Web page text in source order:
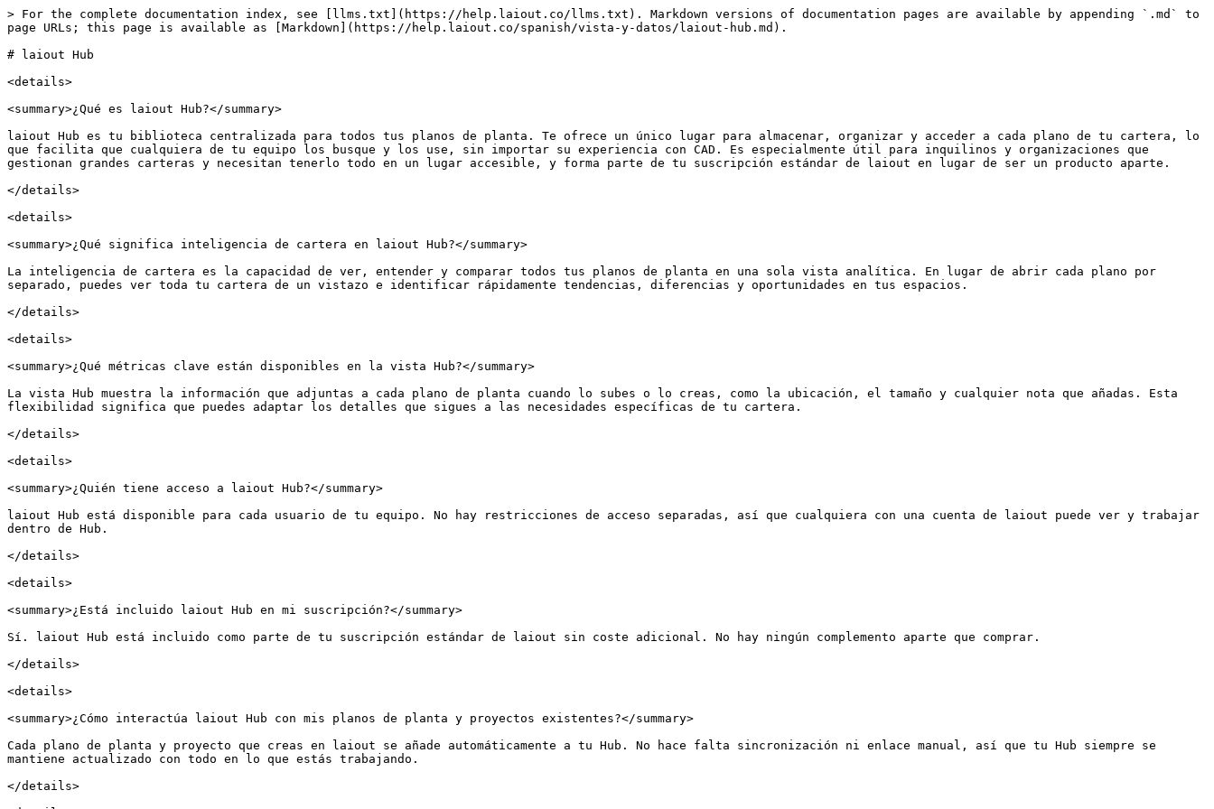
> For the complete documentation index, see [llms.txt](https://help.laiout.co/llms.txt). Markdown versions of documentation pages are available by appending `.md` to
page URLs; this page is available as [Markdown](https://help.laiout.co/spanish/vista-y-datos/laiout-hub.md).
# laiout Hub
<details>
<summary>¿Qué es laiout Hub?</summary>
laiout Hub es tu biblioteca centralizada para todos tus planos de planta. Te ofrece un único lugar para almacenar, organizar y acceder a cada plano de tu cartera, lo
que facilita que cualquiera de tu equipo los busque y los use, sin importar su experiencia con CAD. Es especialmente útil para inquilinos y organizaciones que
gestionan grandes carteras y necesitan tenerlo todo en un lugar accesible, y forma parte de tu suscripción estándar de laiout en lugar de ser un producto aparte.
</details>
<details>
<summary>¿Qué significa inteligencia de cartera en laiout Hub?</summary>
La inteligencia de cartera es la capacidad de ver, entender y comparar todos tus planos de planta en una sola vista analítica. En lugar de abrir cada plano por
separado, puedes ver toda tu cartera de un vistazo e identificar rápidamente tendencias, diferencias y oportunidades en tus espacios.
</details>
<details>
<summary>¿Qué métricas clave están disponibles en la vista Hub?</summary>
La vista Hub muestra la información que adjuntas a cada plano de planta cuando lo subes o lo creas, como la ubicación, el tamaño y cualquier nota que añadas. Esta
flexibilidad significa que puedes adaptar los detalles que sigues a las necesidades específicas de tu cartera.
</details>
<details>
<summary>¿Quién tiene acceso a laiout Hub?</summary>
laiout Hub está disponible para cada usuario de tu equipo. No hay restricciones de acceso separadas, así que cualquiera con una cuenta de laiout puede ver y trabajar
dentro de Hub.
</details>
<details>
<summary>¿Está incluido laiout Hub en mi suscripción?</summary>
Sí. laiout Hub está incluido como parte de tu suscripción estándar de laiout sin coste adicional. No hay ningún complemento aparte que comprar.
</details>
<details>
<summary>¿Cómo interactúa laiout Hub con mis planos de planta y proyectos existentes?</summary>
Cada plano de planta y proyecto que creas en laiout se añade automáticamente a tu Hub. No hace falta sincronización ni enlace manual, así que tu Hub siempre se
mantiene actualizado con todo en lo que estás trabajando.
</details>